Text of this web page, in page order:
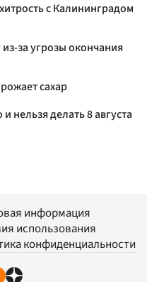
с Калининградом
за угрозы окончания
сахар
нельзя делать 8 августа
информация
использования
конфиденциальности